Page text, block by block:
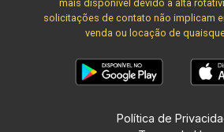
mais disponível devido à alta
solicitações de contato não implicam
venda ou locação de
Política de